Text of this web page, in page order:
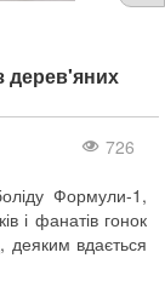
дерев'яних
726
Формули-1,
і фанатів гонок
вдається